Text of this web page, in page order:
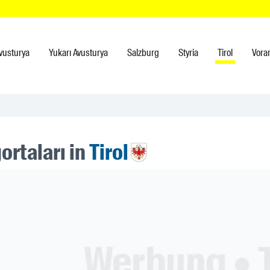
Yukarı Avusturya Salzburg Styria Tirol
inTirol